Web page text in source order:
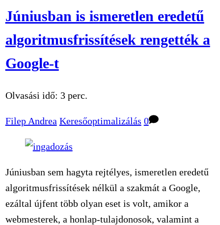
Júniusban is ismeretlen eredetű
algoritmusfrissítések rengették a
Google-t
Olvasási idő: 3 perc.
Filep Andrea Keresőoptimalizálás 0
Júniusban sem hagyta rejtélyes, ismeretlen eredetű
algoritmusfrissítések nélkül a szakmát a Google,
ezáltal újfent több olyan eset is volt, amikor a
webmesterek, a honlap-tulajdonosok, valamint a